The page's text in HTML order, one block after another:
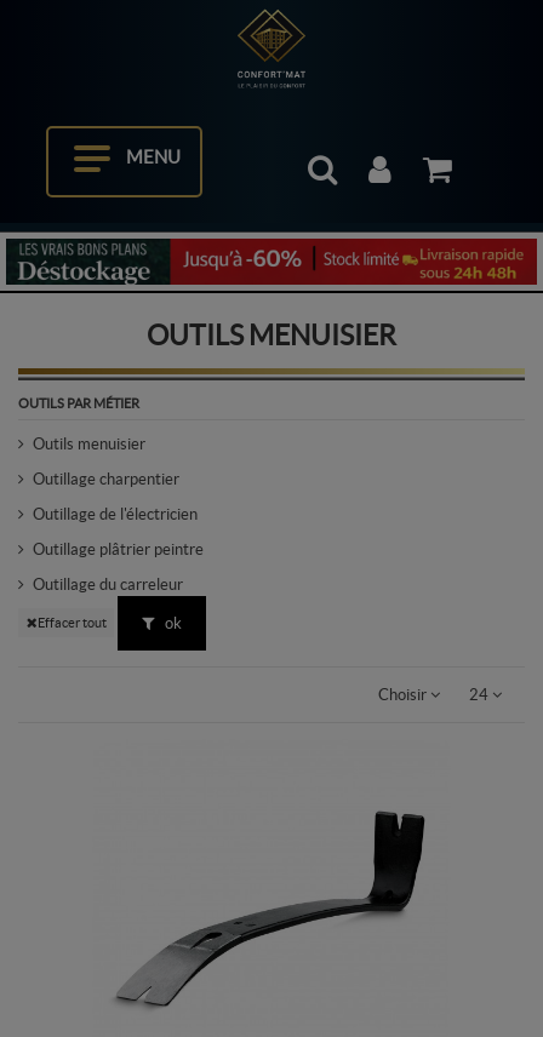
MENU
OUTILS MENUISIER
OUTILS PAR MÉTIER
Outils menuisier
Outillage charpentier
Outillage de l'électricien
Outillage plâtrier peintre
Outillage du carreleur
Effacer tout ok
Choisir 24